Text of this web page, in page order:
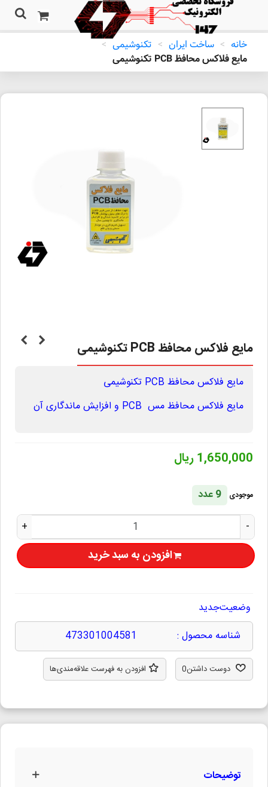
خانه > ساخت ایران > تکنوشیمی >
مایع فلاکس محافظ PCB تکنوشیمی
مایع فلاکس محافظ PCB تکنوشیمی
مایع فلاکس محافظ PCB تکنوشیمی
مایع فلاکس محافظ مس PCB و افزایش ماندگاری آن
1,650,000 ریال
موجودی
9 عدد
-
+
افزودن به سبد خرید
وضعیتجدید
شناسه محصول :
473301004581
دوست داشتن0 افزودن به فهرست علاقه‌مندی‌ها
توضیحات